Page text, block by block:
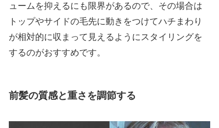
ュームを抑えるにも限界があるので、その場合は
トップやサイドの毛先に動きをつけてハチまわり
が相対的に収まって見えるようにスタイリングを
するのがおすすめです。
前髪の質感と重さを調節する